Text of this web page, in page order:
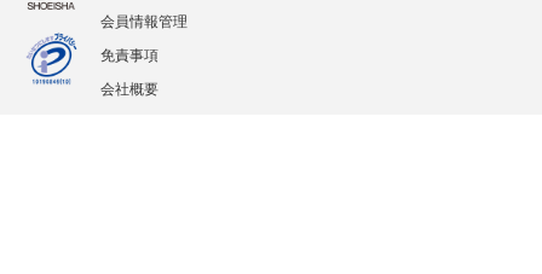
会員情報管理
免責事項
会社概要